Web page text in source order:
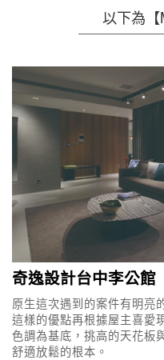
以下為
奇逸設計台中李公館
原生這次遇到的案件有明亮
這樣的優點再根據屋主喜愛
色調為基底，挑高的天花板
舒適放鬆的根本。